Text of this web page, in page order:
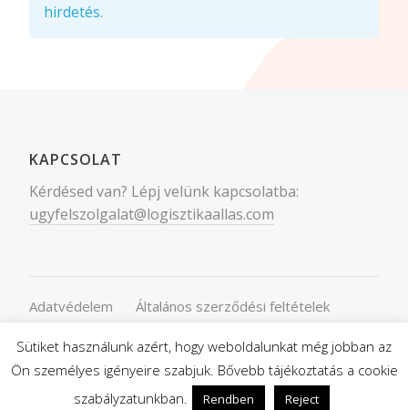
hirdetés.
KAPCSOLAT
Kérdésed van? Lépj velünk kapcsolatba:
ugyfelszolgalat@logisztikaallas.com
Adatvédelem
Általános szerződési feltételek
Made with favorite_border
Sütiket használunk azért, hogy weboldalunkat még jobban az
Ön személyes igényeire szabjuk. Bővebb tájékoztatás a cookie
szabályzatunkban.
Rendben Reject